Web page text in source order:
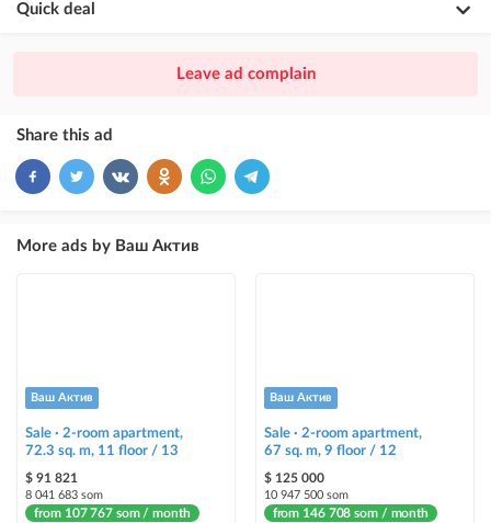
Quick deal
ad placement above VIP + paid promotion on Instagram
VIP
ad placement above free ads
+ paid promotion on Instagram
Highlight with color
Auto UP
Leave ad complain
Share this ad
More ads by Ваш Актив
Ваш Актив
Sale · 2-room apartment,
72.3 sq. m, 11 floor / 13
$ 91 821
8 041 683 som
from 107 767 som / month
Ваш Актив
Sale · 2-room apartment,
67 sq. m, 9 floor / 12
$ 125 000
10 947 500 som
from 146 708 som / month